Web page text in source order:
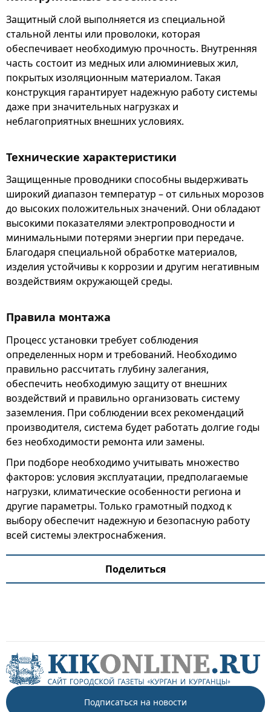
Защитный слой выполняется из специальной
стальной ленты или проволоки, которая
обеспечивает необходимую прочность. Внутренняя
часть состоит из медных или алюминиевых жил,
покрытых изоляционным материалом. Такая
конструкция гарантирует надежную работу системы
даже при значительных нагрузках и
неблагоприятных внешних условиях.
Технические характеристики
Защищенные проводники способны выдерживать
широкий диапазон температур – от сильных морозов
до высоких положительных значений. Они обладают
высокими показателями электропроводности и
минимальными потерями энергии при передаче.
Благодаря специальной обработке материалов,
изделия устойчивы к коррозии и другим негативным
воздействиям окружающей среды.
Правила монтажа
Процесс установки требует соблюдения
определенных норм и требований. Необходимо
правильно рассчитать глубину залегания,
обеспечить необходимую защиту от внешних
воздействий и правильно организовать систему
заземления. При соблюдении всех рекомендаций
производителя, система будет работать долгие годы
без необходимости ремонта или замены.
При подборе необходимо учитывать множество
факторов: условия эксплуатации, предполагаемые
нагрузки, климатические особенности региона и
другие параметры. Только грамотный подход к
выбору обеспечит надежную и безопасную работу
всей системы электроснабжения.
Поделиться
Подписаться на новости